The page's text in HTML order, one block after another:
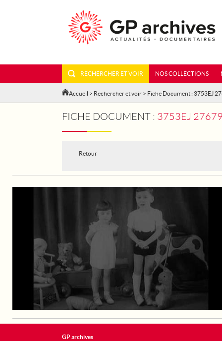
RECHERCHER ET VOIR NOS COLLECTIONS
Accueil > Rechercher et voir > Fiche Document : 3753EJ
FICHE DOCUMENT : 3753EJ
Retour
GP archives